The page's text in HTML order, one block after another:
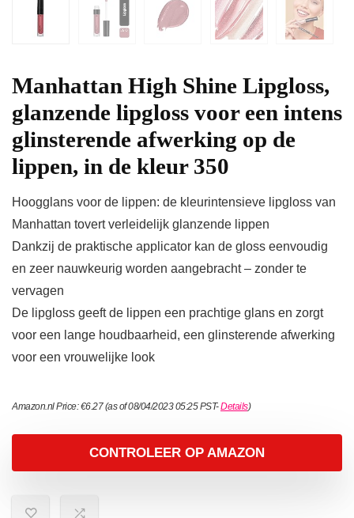
Manhattan High Shine Lipgloss,
glanzende lipgloss voor een intens
glinsterende afwerking op de
lippen, in de kleur 350
Hoogglans voor de lippen: de kleurintensieve lipgloss van
Manhattan tovert verleidelijk glanzende lippen
Dankzij de praktische applicator kan de gloss eenvoudig
en zeer nauwkeurig worden aangebracht – zonder te
vervagen
De lipgloss geeft de lippen een prachtige glans en zorgt
voor een lange houdbaarheid, een glinsterende afwerking
voor een vrouwelijke look
Amazon.nl Price:€6.27(as of 08/04/2023 05:25 PST-Details)
CONTROLEER OP AMAZON